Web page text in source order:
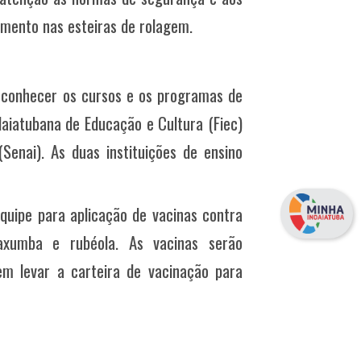
nas esteiras de rolagem.
os cursos e os programas de
de Educação e Cultura (Fiec)
As duas instituições de ensino
para aplicação de vacinas contra
e rubéola. As vacinas serão
levar a carteira de vacinação para